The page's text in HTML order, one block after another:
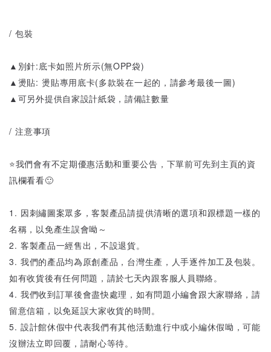
/ 包裝
▲別針:底卡如照片所示(無OPP袋)
▲燙貼: 燙貼專用底卡(多款裝在一起的，請參考最後一圖)
▲可另外提供自家設計紙袋，請備註數量
/ 注意事項
⭐️我們會有不定期優惠活動和重要公告，下單前可先到主頁的資
訊欄看看🙂
1. 因刺繡圖案眾多，客製產品請提供清晰的選項和跟標題一樣的
名稱，以免產生誤會呦～
2. 客製產品一經售出，不設退貨。
3. 我們的產品均為原創產品，台灣生產，人手逐件加工及包裝。
如有收貨後有任何問題，請於七天內跟客服人員聯絡。
4. 我們收到訂單後會盡快處理，如有問題小編會跟大家聯絡，請
留意信箱，以免延誤大家收貨的時間。
5. 設計館休假中代表我們有其他活動進行中或小編休假呦，可能
沒辦法立即回覆，請耐心等待。